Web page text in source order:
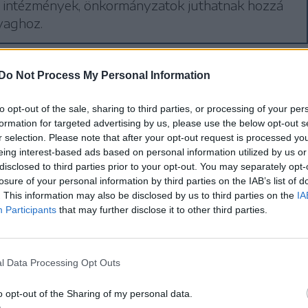
Do Not Process My Personal Information
opt-out of the sale, sharing to third parties, or processing of your
for targeted advertising by us, please use the below opt-out
selection. Please note that after your opt-out request is processed
interest-based ads based on personal information utilized by us
to third parties prior to your opt-out. You may separately
of your personal information by third parties on the IAB’s list of
This information may also be disclosed by us to third parties on the
Participants that may further disclose it to other third parties.
Data Processing Opt Outs
opt-out of the Sharing of my personal data.
önkormányzatok juthatnak hozzá
számító
kellett: a nagy
ahelyett, hogy
a termékek árát,
az általuk értékesített
lehetett találni az olyan üzletláncok online